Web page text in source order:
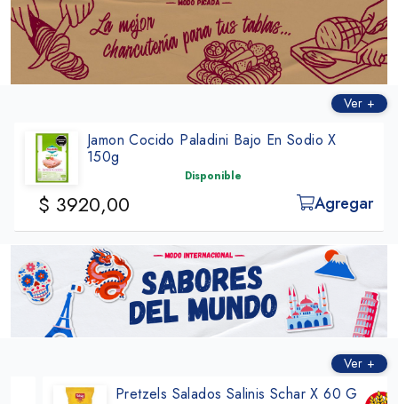
Ver +
Jamon Cocido Paladini Bajo En Sodio X
150g
Disponible
$ 3920,00 Agregar
Ver +
Pretzels Salados Salinis Schar X 60 G